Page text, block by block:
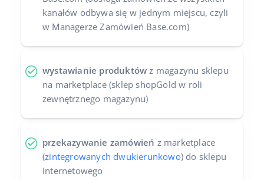
Base Store
Base Courier
română
中文
kanałów odbywa się w jednym miejscu, czyli
w Managerze Zamówień Base.com)
wystawianie produktów z magazynu sklepu
na marketplace (sklep shopGold w roli
zewnętrznego magazynu)
przekazywanie zamówień z marketplace
(zintegrowanych dwukierunkowo) do sklepu
internetowego